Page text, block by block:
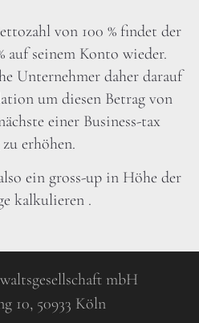
von 100 % findet der
auf seinem Konto wieder.
Unternehmer daher darauf
um diesen Betrag von
einer Business-tax
erhöhen.
ein gross-up in Höhe der
kalkulieren .
mbH
10, 50933 Köln